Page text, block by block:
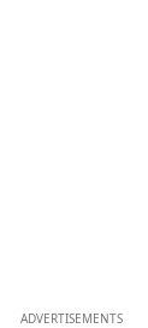
ADVERTISEMENTS